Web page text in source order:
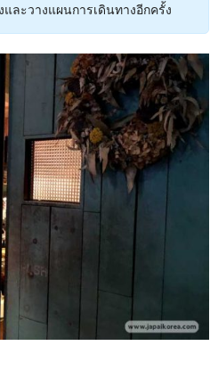
ละวางแผนการเดินทางอีกครั้ง